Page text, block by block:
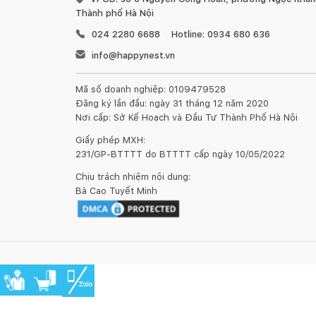
Cơ chế vận hành êm ái, ít ồn
Thành phố Hà Nội
024 2280 6688
Hotline: 0934 680 636
info@happynest.vn
Mã số doanh nghiệp: 0109479528
Đăng ký lần đầu: ngày 31 tháng 12 năm 2020
Nơi cấp: Sở Kế Hoạch và Đầu Tư Thành Phố Hà Nội
Giấy phép MXH:
231/GP-BTTTT do BTTTT cấp ngày 10/05/2022
Chịu trách nhiệm nội dung:
Bà Cao Tuyết Minh